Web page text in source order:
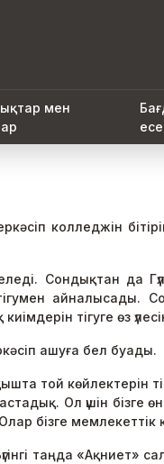
мен
колледжін
Сондықтан да
айналысады.
тігуге өз
ашуға бел буады.
той көйлектерін
Ол үшін
бізге
таңда